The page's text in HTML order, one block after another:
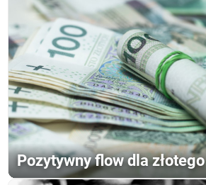
Pozytywny flow dla złotego